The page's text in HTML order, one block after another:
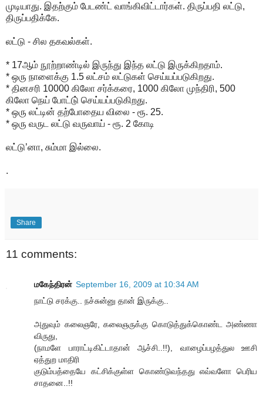
முடியாது. இதற்கும் பேடண்ட் வாங்கிவிட்டார்கள். திருப்பதி லட்டு,
திருப்பதிக்கே.
லட்டு - சில தகவல்கள்.
* 17ஆம் நூற்றாண்டில் இருந்து இந்த லட்டு இருக்கிறதாம்.
* ஒரு நாளைக்கு 1.5 லட்சம் லட்டுகள் செய்யப்படுகிறது.
* தினசரி 10000 கிலோ சர்க்கரை, 1000 கிலோ முந்திரி, 500
கிலோ நெய் போட்டு் செய்யப்படுகிறது.
* ஒரு லட்டின் தற்போதைய விலை - ரூ. 25.
* ஒரு வருட லட்டு வருவாய் - ரூ. 2 கோடி
லட்டு’னா, சும்மா இல்லை.
.
Share
11 comments:
மகேந்திரன் September 16, 2009 at 10:34 AM
நாட்டு சரக்கு.. நச்சுன்னு தான் இருக்கு..
அதுவும் கலைஞரே, கலைஞருக்கு கொடுத்துக்கொண்ட அண்ணா
விருது,
(நாமளே பாராட்டிகிட்டாதான் ஆச்சி..!!), வாழைப்பழத்துல ஊசி
ஏத்துற மாதிரி
குடும்பத்தையே கட்சிக்குள்ள கொண்டுவந்தது எவ்வளோ பெரிய
சாதனை..!!